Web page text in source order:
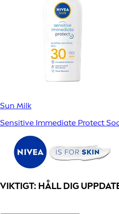
Sun Milk
Sensitive Immediate Protect
VIKTIGT: HÅLL DIG